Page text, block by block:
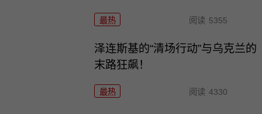
最热 阅读 5355
泽连斯基的“清场行动”与乌克兰的
末路狂飙！
最热 阅读 4330